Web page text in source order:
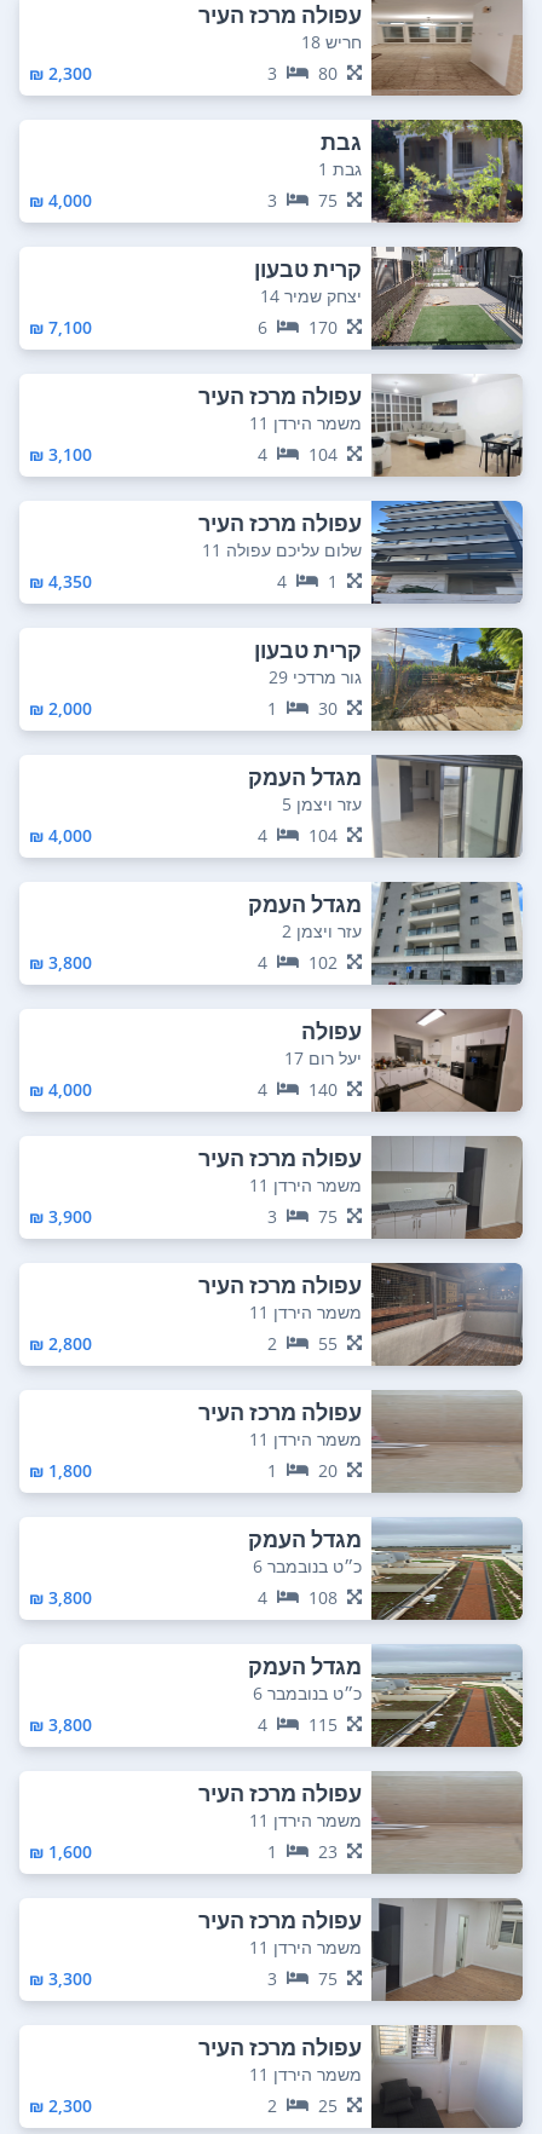
עפולה מרכז העיר
חריש 18
80
3
2,300 ₪
גבת
גבת 1
75
3
4,000 ₪
קרית טבעון
יצחק שמיר 14
170
6
7,100 ₪
עפולה מרכז העיר
משמר הירדן 11
104
4
3,100 ₪
עפולה מרכז העיר
שלום עליכם עפולה 11
1
4
4,350 ₪
קרית טבעון
גור מרדכי 29
30
1
2,000 ₪
מגדל העמק
עזר ויצמן 5
104
4
4,000 ₪
מגדל העמק
עזר ויצמן 2
102
4
3,800 ₪
עפולה
יעל רום 17
140
4
4,000 ₪
עפולה מרכז העיר
משמר הירדן 11
75
3
3,900 ₪
עפולה מרכז העיר
משמר הירדן 11
55
2
2,800 ₪
עפולה מרכז העיר
משמר הירדן 11
20
1
1,800 ₪
מגדל העמק
כ״ט בנובמבר 6
108
4
3,800 ₪
מגדל העמק
כ״ט בנובמבר 6
115
4
3,800 ₪
עפולה מרכז העיר
משמר הירדן 11
23
1
1,600 ₪
עפולה מרכז העיר
משמר הירדן 11
75
3
3,300 ₪
עפולה מרכז העיר
משמר הירדן 11
25
2
2,300 ₪